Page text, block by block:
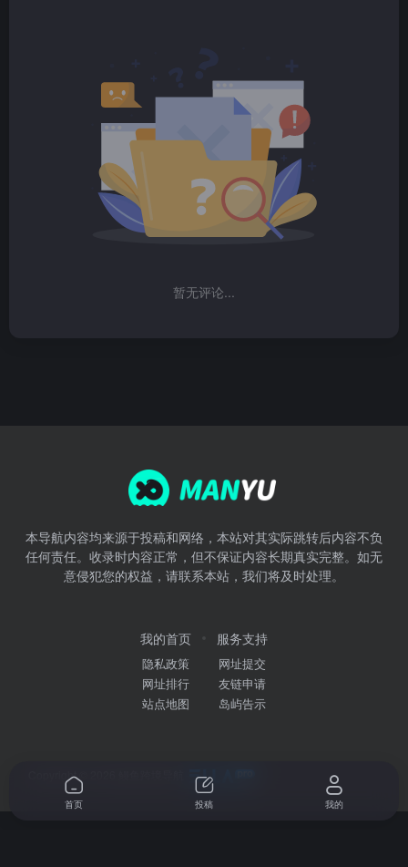
暂无评论...
本导航内容均来源于投稿和网络，本站对其实际跳转后内容不负
任何责任。收录时内容正常，但不保证内容长期真实完整。如无
意侵犯您的权益，请联系本站，我们将及时处理。
我的首页
隐私政策
网址排行
站点地图
服务支持
网址提交
友链申请
岛屿告示
Copyright © 2026
首页 投稿 我的